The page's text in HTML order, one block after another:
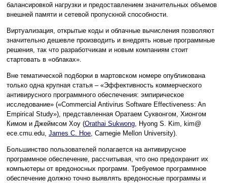
балансировкой нагрузки и предоставлением значительных объемов
внешней памяти и сетевой пропускной способности.
Виртуализация, открытые коды и облачные вычисления позволяют
значительно дешевле производить и внедрять новые программные
решения, так что разработчикам и новым компаниям стоит
стартовать в «облаках».
Вне тематической подборки в мартовском номере опубликована
только одна крупная статья – «Эффективность коммерческого
антивирусного программного обеспечения: эмпирическое
исследование» («Commercial Antivirus Software Effectiveness: An
Empirical Study»), представленная Оратаем Суквонгом, Хионгом
Кимом и Джеймсом Хоу (Orathai Sukwong, Hyong S. Kim, kim@
ece.cmu.edu, James C. Hoe, Carnegie Mellon University).
Большинство пользователей полагается на антивирусное
программное обеспечение, рассчитывая, что оно предохранит их
компьютеры от вредоносных программ. Требуемое программное
обеспечение должно точно выявлять вредоносные программы и